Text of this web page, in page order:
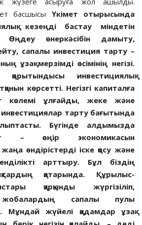
басшысы Үкімет отырысында
кезеңді бастау міндетін
Өңдеу өнеркәсібін дамыту,
сапалы инвестиция тарту –
ұзақ мерзімді өсімінің негізі.
инвестициялық
көрсетті. Негізгі капиталға
көлемі ұлғайды, жеке және
инвестициялар тарту бағытында
Бүгінде алдымызда
– өңір экономикасын
өндірістерді іске қосу және
арттыру. Бұл біздің
қатарында. Құрылыс-
қарқынды жүргізіліп,
жобалардың сапалы пулы
Мұндай жүйелі қадамдар ұзақ